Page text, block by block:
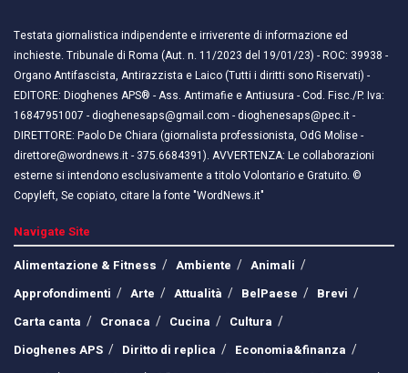
Testata giornalistica indipendente e irriverente di informazione ed
inchieste. Tribunale di Roma (Aut. n. 11/2023 del 19/01/23) - ROC: 39938 -
Organo Antifascista, Antirazzista e Laico (Tutti i diritti sono Riservati) -
EDITORE: Dioghenes APS® - Ass. Antimafie e Antiusura - Cod. Fisc./P. Iva:
16847951007 - dioghenesaps@gmail.com - dioghenesaps@pec.it - ​​
DIRETTORE: Paolo De Chiara (giornalista professionista, OdG Molise -
direttore@wordnews.it - ​​375.6684391). AVVERTENZA: Le collaborazioni
esterne si intendono esclusivamente a titolo Volontario e Gratuito. ©
Copyleft, Se copiato, citare la fonte "WordNews.it"
Navigate Site
Alimentazione & Fitness
Ambiente
Animali
Approfondimenti
Arte Attualità BelPaese
Brevi
Carta canta
Cronaca Cucina
Cultura
Dioghenes APS
Diritto di replica
Economia&finanza